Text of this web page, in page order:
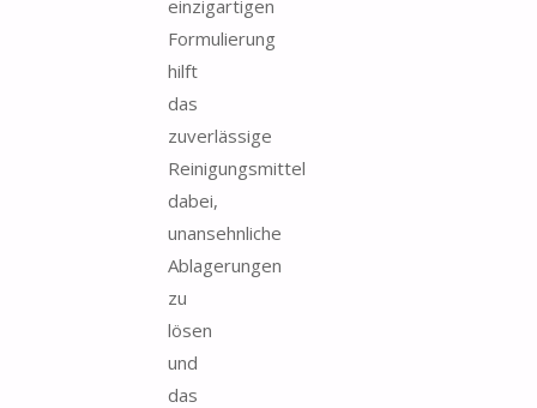
einzigartigen
Formulierung
hilft
das
zuverlässige
Reinigungsmittel
dabei,
unansehnliche
Ablagerungen
zu
lösen
und
das